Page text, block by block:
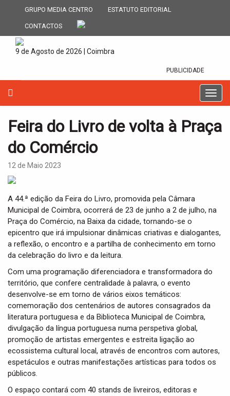
GRUPO MEDIA CENTRO ESTATUTO EDITORIAL
CONTACTOS
9 de Agosto de 2026 | Coimbra
PUBLICIDADE
T
o
g
l
a
i
o
Feira do Livro de volta à Praça
do Comércio
12 de Maio 2023
A 44.ª edição da Feira do Livro, promovida pela Câmara
Municipal de Coimbra, ocorrerá de 23 de junho a 2 de julho, na
Praça do Comércio, na Baixa da cidade, tornando-se o
epicentro que irá impulsionar dinâmicas criativas e dialogantes,
a reflexão, o encontro e a partilha de conhecimento em torno
da celebração do livro e da leitura.
Com uma programação diferenciadora e transformadora do
território, que confere centralidade à palavra, o evento
desenvolve-se em torno de vários eixos temáticos:
comemoração dos centenários de autores consagrados da
literatura portuguesa e da Biblioteca Municipal de Coimbra,
divulgação da língua portuguesa numa perspetiva global,
promoção de artistas emergentes e estreita ligação ao
ecossistema cultural local, através de encontros com autores,
espetáculos e outras manifestações artísticas para todos os
públicos.
O espaço contará com 40 stands de livreiros, editoras e